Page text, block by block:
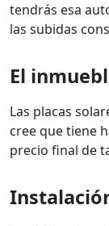
tendrás esa
las subidas
El
Las placas
cree que tiene
precio final de